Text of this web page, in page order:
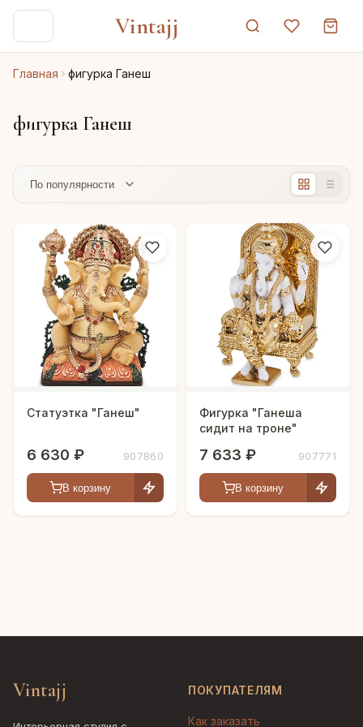
Vintajj
Главная фигурка Ганеш
фигурка Ганеш
Статуэтка "Ганеш"
6 630 ₽ 907860
В корзину
Фигурка "Ганеша
сидит на троне"
7 633 ₽ 907771
В корзину
Vintajj ПОКУПАТЕЛЯМ
Как заказать